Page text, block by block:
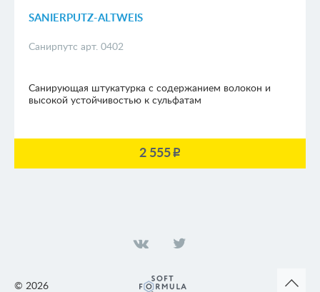
SANIERPUTZ-ALTWEIS
Санирпутс арт. 0402
Санирующая штукатурка с содержанием волокон и
высокой устойчивостью к сульфатам
2 555p
© 2026